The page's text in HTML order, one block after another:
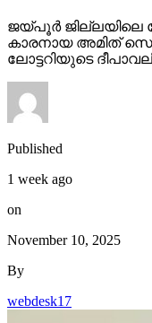
ജയ്പൂര്‍ ജില്ലയിലെ
കാരനായ അമിത്
ലോട്ടറിയുടെ
Published
1 week ago
on
November 10, 2025
By
webdesk17